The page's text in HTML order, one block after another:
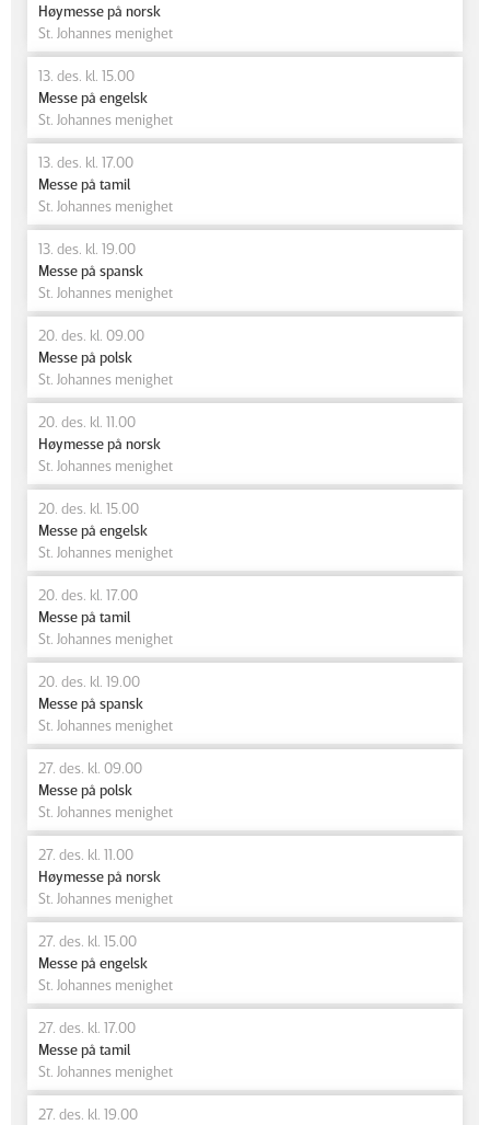
Høymesse på norsk
St. Johannes menighet
13. des. kl. 15.00
Messe på engelsk
St. Johannes menighet
13. des. kl. 17.00
Messe på tamil
St. Johannes menighet
13. des. kl. 19.00
Messe på spansk
St. Johannes menighet
20. des. kl. 09.00
Messe på polsk
St. Johannes menighet
20. des. kl. 11.00
Høymesse på norsk
St. Johannes menighet
20. des. kl. 15.00
Messe på engelsk
St. Johannes menighet
20. des. kl. 17.00
Messe på tamil
St. Johannes menighet
20. des. kl. 19.00
Messe på spansk
St. Johannes menighet
27. des. kl. 09.00
Messe på polsk
St. Johannes menighet
27. des. kl. 11.00
Høymesse på norsk
St. Johannes menighet
27. des. kl. 15.00
Messe på engelsk
St. Johannes menighet
27. des. kl. 17.00
Messe på tamil
St. Johannes menighet
27. des. kl. 19.00